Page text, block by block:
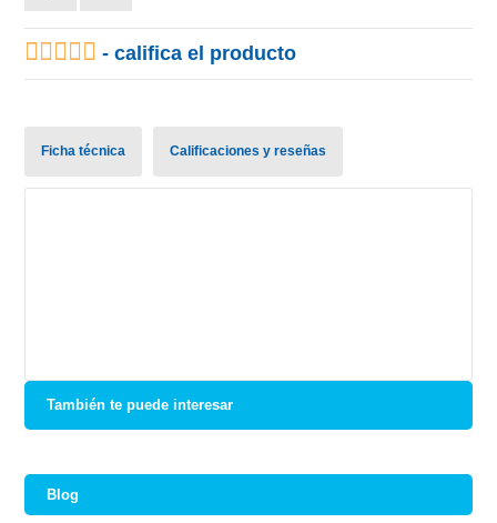
- califica el producto
Ficha técnica Calificaciones y reseñas
También te puede interesar
Blog